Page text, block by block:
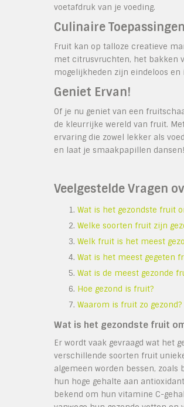
voetafdruk van je voeding.
Culinaire Toepassingen
Fruit kan op talloze creatieve
met citrusvruchten, het bakken
mogelijkheden zijn eindeloos en
Geniet Ervan!
Of je nu geniet van een
de kleurrijke wereld van fruit.
ervaring die zowel lekker als
en laat je smaakpapillen dansen!
Veelgestelde Vragen
Wat is het gezondste fruit
Welke soorten fruit zijn
Welk fruit is het meest
Wat is het meest gegeten
Wat is de meest gezonde
Hoe gezond is fruit?
Waarom is fruit zo gezond?
Wat is het gezondste fruit
Er wordt vaak gevraagd wat het
verschillende soorten fruit
algemeen worden bessen, zoals
hun hoge gehalte aan
bekend om hun vitamine C-